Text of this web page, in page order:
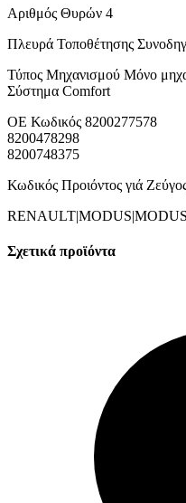
Αριθμός Θυρών 4
Πλευρά Τοποθέτησης
Τύπος Μηχανισμού Μόνο
Σύστημα Comfort
ΟΕ Κωδικός 8200277578
8200478298
8200748375
Κωδικός Προιόντος γιά
Σχετικά προϊόντα